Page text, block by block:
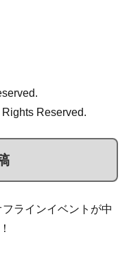
Reserved.
フラインイベントが中